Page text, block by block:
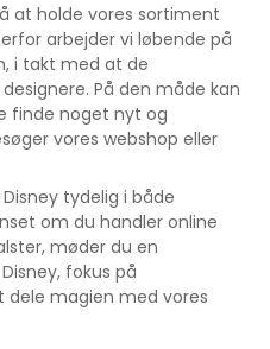
at holde vores sortiment
arbejder vi løbende på
i takt med at de
På den måde kan
finde noget nyt og
vores webshop eller
tydelig i både
om du handler online
møder du en
fokus på
dele magien med vores